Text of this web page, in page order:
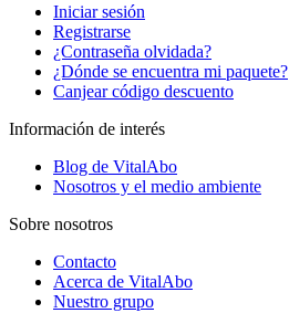
Iniciar sesión
Registrarse
¿Contraseña olvidada?
¿Dónde se encuentra mi paquete?
Canjear código descuento
Información de interés
Blog de VitalAbo
Nosotros y el medio ambiente
Sobre nosotros
Contacto
Acerca de VitalAbo
Nuestro grupo